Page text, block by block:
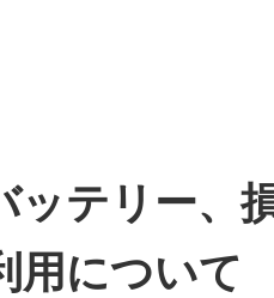
ッテリー、
用について